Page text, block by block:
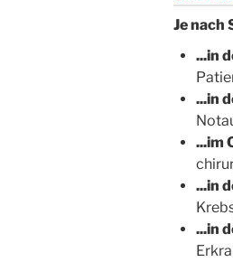
Je nach
...in
...in
...im
...in
...in